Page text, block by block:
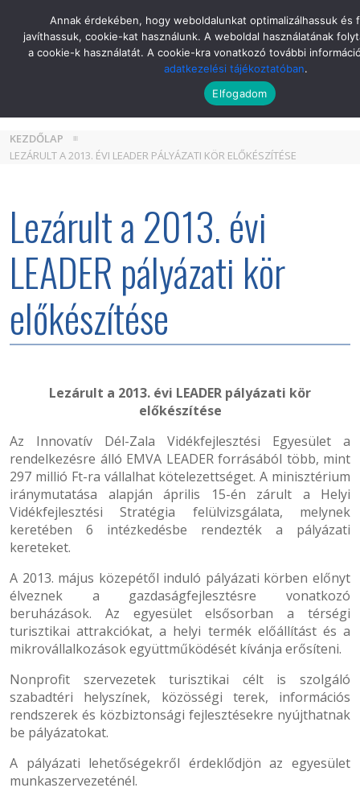
KEZDŐLAP
LEZÁRULT A 2013. ÉVI LEADER PÁLYÁZATI KÖR ELŐKÉSZÍTÉSE
Lezárult a 2013. évi
LEADER pályázati kör
előkészítése
Lezárult a 2013. évi LEADER pályázati kör
előkészítése
Az Innovatív Dél-Zala Vidékfejlesztési Egyesület a
rendelkezésre álló EMVA LEADER forrásából több, mint
297 millió Ft-ra vállalhat kötelezettséget. A minisztérium
iránymutatása alapján április 15-én zárult a Helyi
Vidékfejlesztési Stratégia felülvizsgálata, melynek
keretében 6 intézkedésbe rendezték a pályázati
kereteket.
A 2013. május közepétől induló pályázati körben előnyt
élveznek a gazdaságfejlesztésre vonatkozó
beruházások. Az egyesület elsősorban a térségi
turisztikai attrakciókat, a helyi termék előállítást és a
mikrovállalkozások együttműködését kívánja erősíteni.
Nonprofit szervezetek turisztikai célt is szolgáló
szabadtéri helyszínek, közösségi terek, információs
rendszerek és közbiztonsági fejlesztésekre nyújthatnak
be pályázatokat.
A pályázati lehetőségekről érdeklődjön az egyesület
munkaszervezeténél.
Annak érdekében, hogy weboldalunkat optimalizálhassuk és
javíthassuk, cookie-kat használunk. A weboldal használatának
a cookie-k használatát. A cookie-kra vonatkozó további
adatkezelési tájékoztatóban.
Elfogadom